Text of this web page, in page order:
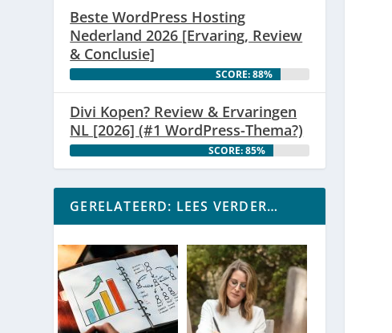
Beste WordPress Hosting
Nederland 2026 [Ervaring, Review
& Conclusie]
SCORE: 88%
Divi Kopen? Review & Ervaringen
NL [2026] (#1 WordPress-Thema?)
SCORE: 85%
GERELATEERD: LEES VERDER…